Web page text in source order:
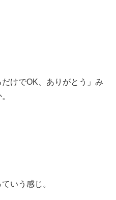
けでOK、ありがとう」み
いう感じ。